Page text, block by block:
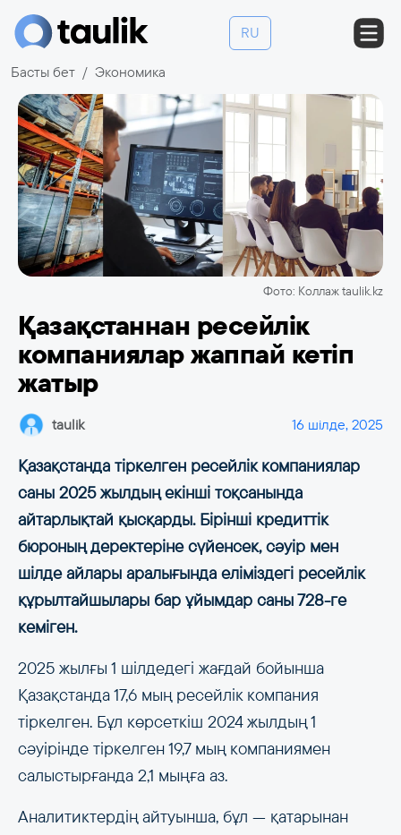
RU
Басты бет Экономика
Фото: Коллаж taulik.kz
Қазақстаннан ресейлік
компаниялар жаппай кетіп
жатыр
taulik 16 шілде, 2025
Қазақстанда тіркелген ресейлік компаниялар
саны 2025 жылдың екінші тоқсанында
айтарлықтай қысқарды. Бірінші кредиттік
бюроның деректеріне сүйенсек, сәуір мен
шілде айлары аралығында еліміздегі ресейлік
құрылтайшылары бар ұйымдар саны 728-ге
кеміген.
2025 жылғы 1 шілдедегі жағдай бойынша
Қазақстанда 17,6 мың ресейлік компания
тіркелген. Бұл көрсеткіш 2024 жылдың 1
сәуірінде тіркелген 19,7 мың компаниямен
салыстырғанда 2,1 мыңға аз.
Аналитиктердің айтуынша, бұл — қатарынан